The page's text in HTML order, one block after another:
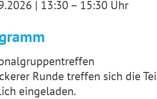
| 13:30 – 15:30 Uhr
Runde treffen sich die
eingeladen.